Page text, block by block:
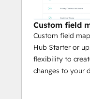
Custom field
Custom field
Hub Starter or
flexibility to
changes to your